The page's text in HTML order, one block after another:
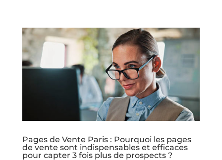
Pages de Vente Paris : Pourquoi les pages
de vente sont indispensables et efficaces
pour capter 3 fois plus de prospects ?